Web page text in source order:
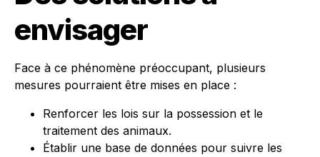
envisager
Face à ce phénomène préoccupant, plusieurs
mesures pourraient être mises en place :
Renforcer les lois sur la possession et le
traitement des animaux.
Établir une base de données pour suivre les